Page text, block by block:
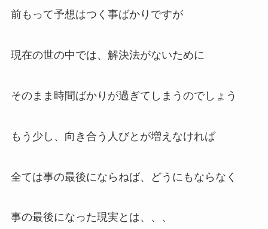
前もって予想はつく事ばかりですが
現在の世の中では、解決法がないために
そのまま時間ばかりが過ぎてしまうのでしょう
もう少し、向き合う人びとが増えなければ
全ては事の最後にならねば、どうにもならなく
事の最後になった現実とは、、、